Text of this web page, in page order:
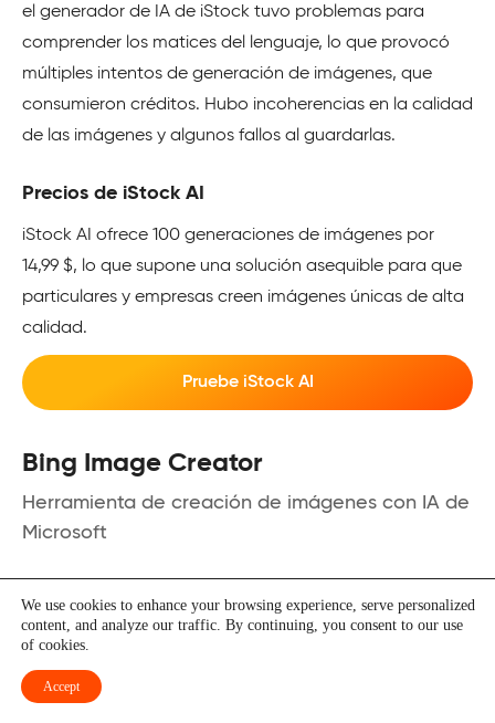
el generador de IA de iStock tuvo problemas para
comprender los matices del lenguaje, lo que provocó
múltiples intentos de generación de imágenes, que
consumieron créditos. Hubo incoherencias en la calidad
de las imágenes y algunos fallos al guardarlas.
Precios de iStock AI
iStock AI ofrece 100 generaciones de imágenes por
14,99 $, lo que supone una solución asequible para que
particulares y empresas creen imágenes únicas de alta
calidad.
Pruebe iStock AI
Bing Image Creator
Herramienta de creación de imágenes con IA de
Microsoft
que genera imágenes a partir de indicaciones de texto
utilizando la tecnología DALL-E 3. Los usuarios pueden
crear imágenes personalizadas describiendo detalles
We use cookies to enhance your browsing experience, serve personalized
content, and analyze our traffic. By continuing, you consent to our use
of cookies.
Accept